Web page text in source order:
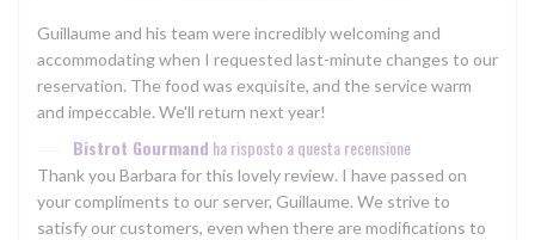
Guillaume and his team were incredibly welcoming and
accommodating when I requested last-minute changes to our
reservation. The food was exquisite, and the service warm
and impeccable. We'll return next year!
Bistrot Gourmand ha risposto a questa recensione
Thank you Barbara for this lovely review. I have passed on
your compliments to our server, Guillaume. We strive to
satisfy our customers, even when there are modifications to